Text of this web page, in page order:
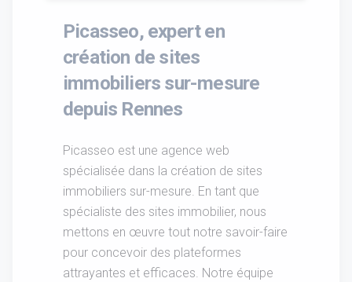
Picasseo, expert en
création de sites
immobiliers sur-mesure
depuis Rennes
Picasseo est une agence web
spécialisée dans la création de sites
immobiliers sur-mesure. En tant que
spécialiste des sites immobilier, nous
mettons en œuvre tout notre savoir-faire
pour concevoir des plateformes
attrayantes et efficaces. Notre équipe